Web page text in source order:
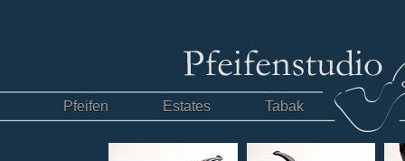
Pfeifen Estates Tabak